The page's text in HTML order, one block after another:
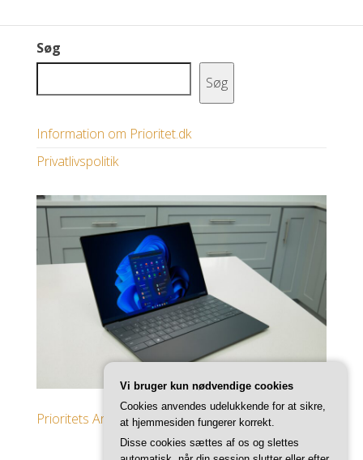
Søg
Søg
Information om Prioritet.dk
Privatlivspolitik
Prioritets Artikler
Vi bruger kun nødvendige cookies
Cookies anvendes udelukkende for at sikre,
at hjemmesiden fungerer korrekt.
Disse cookies sættes af os og slettes